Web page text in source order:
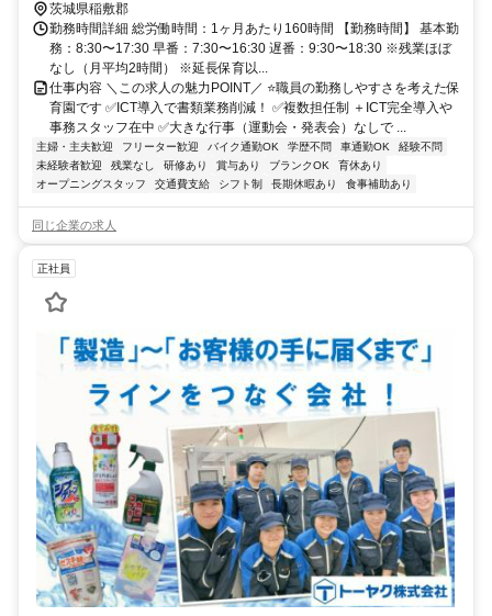
茨城県稲敷郡
勤務時間詳細 総労働時間：1ヶ月あたり160時間 【勤務時間】 基本勤
務：8:30〜17:30 早番：7:30〜16:30 遅番：9:30〜18:30 ※残業ほぼ
なし（月平均2時間） ※延長保育以...
仕事内容 ＼この求人の魅力POINT／ ⭐職員の勤務しやすさを考えた保
育園です ✅ICT導入で書類業務削減！ ✅複数担任制 ＋ICT完全導入や
事務スタッフ在中 ✅大きな行事（運動会・発表会）なしで ...
主婦・主夫歓迎 フリーター歓迎 バイク通勤OK 学歴不問 車通勤OK
経験不問
未経験者歓迎
残業なし 研修あり 賞与あり ブランクOK
育休あり
オープニングスタッフ
交通費支給 シフト制 長期休暇あり 食事補助あり
同じ企業の求人
正社員